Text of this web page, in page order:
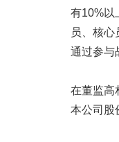
有10%以
员、核
通过参与
在董监高
本公司股